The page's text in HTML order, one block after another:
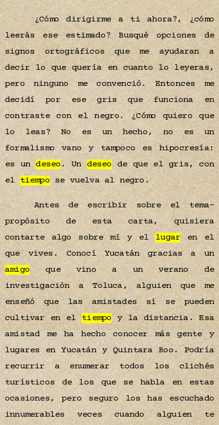
¿Cómo dirigirme a ti ahora?, ¿cómo
leerás ese estimado? Busqué opciones de
signos ortográficos que me ayudaran a
decir lo que quería en cuanto lo leyeras,
pero ninguno me convenció. Entonces me
decidí por ese gris que funciona en
contraste con el negro. ¿Cómo quiero que
lo leas? No es un hecho, no es un
formalismo vano y tampoco es hipocresía:
es undeseo. Undeseode que el gris, con
eltiempo se vuelva al negro.
Antes de escribir sobre el tema-
propósito de esta carta, quisiera
contarte algo sobre mí y ellugaren el
que vives. Conocí Yucatán gracias a un
amigoque vino a un verano de
investigación a Toluca, alguien que me
enseñó que las amistades sí se pueden
cultivar en el tiempo y la distancia. Esa
amistad me ha hecho conocer más gente y
lugares en Yucatán y Quintara Roo. Podría
recurrir a enumerar todos los clichés
turísticos de los que se habla en estas
ocasiones, pero seguro los has escuchado
innumerables veces cuando alguien te